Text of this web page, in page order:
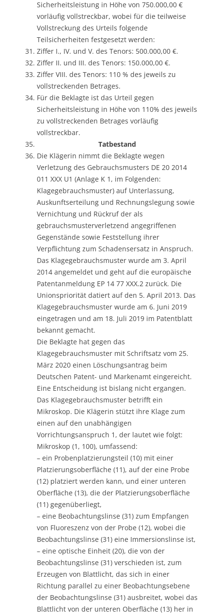
Sicherheitsleistung in Höhe von 750.000,00 €
vorläufig vollstreckbar, wobei für die teilweise
Vollstreckung des Urteils folgende
Teilsicherheiten festgesetzt werden:
Ziffer I., IV. und V. des Tenors: 500.000,00 €.
Ziffer II. und III. des Tenors: 150.000,00 €.
Ziffer VIII. des Tenors: 110 % des jeweils zu
vollstreckenden Betrages.
Für die Beklagte ist das Urteil gegen
Sicherheitsleistung in Höhe von 110% des jeweils
zu vollstreckenden Betrages vorläufig
vollstreckbar.
Tatbestand
Die Klägerin nimmt die Beklagte wegen
Verletzung des Gebrauchsmusters DE 20 2014
011 XXX U1 (Anlage K 1, im Folgenden:
Klagegebrauchsmuster) auf Unterlassung,
Auskunftserteilung und Rechnungslegung sowie
Vernichtung und Rückruf der als
gebrauchsmusterverletzend angegriffenen
Gegenstände sowie Feststellung ihrer
Verpflichtung zum Schadensersatz in Anspruch.
Das Klagegebrauchsmuster wurde am 3. April
2014 angemeldet und geht auf die europäische
Patentanmeldung EP 14 77 XXX.2 zurück. Die
Unionspriorität datiert auf den 5. April 2013. Das
Klagegebrauchsmuster wurde am 6. Juni 2019
eingetragen und am 18. Juli 2019 im Patentblatt
bekannt gemacht.
Die Beklagte hat gegen das
Klagegebrauchsmuster mit Schriftsatz vom 25.
März 2020 einen Löschungsantrag beim
Deutschen Patent- und Markenamt eingereicht.
Eine Entscheidung ist bislang nicht ergangen.
Das Klagegebrauchsmuster betrifft ein
Mikroskop. Die Klägerin stützt ihre Klage zum
einen auf den unabhängigen
Vorrichtungsanspruch 1, der lautet wie folgt:
Mikroskop (1, 100), umfassend:
– ein Probenplatzierungsteil (10) mit einer
Platzierungsoberfläche (11), auf der eine Probe
(12) platziert werden kann, und einer unteren
Oberfläche (13), die der Platzierungsoberfläche
(11) gegenüberliegt,
– eine Beobachtungslinse (31) zum Empfangen
von Fluoreszenz von der Probe (12), wobei die
Beobachtungslinse (31) eine Immersionslinse ist,
– eine optische Einheit (20), die von der
Beobachtungslinse (31) verschieden ist, zum
Erzeugen von Blattlicht, das sich in einer
Richtung parallel zu einer Beobachtungsebene
der Beobachtungslinse (31) ausbreitet, wobei das
Blattlicht von der unteren Oberfläche (13) her in